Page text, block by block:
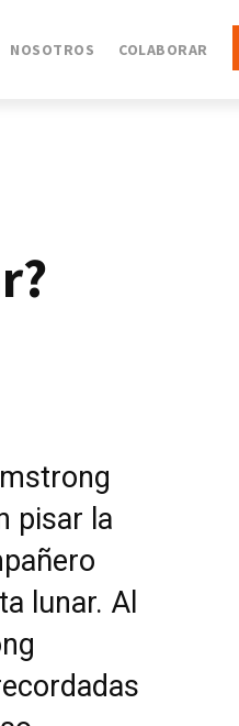
NOSOTROS COLABORAR
pisar la
lunar. Al